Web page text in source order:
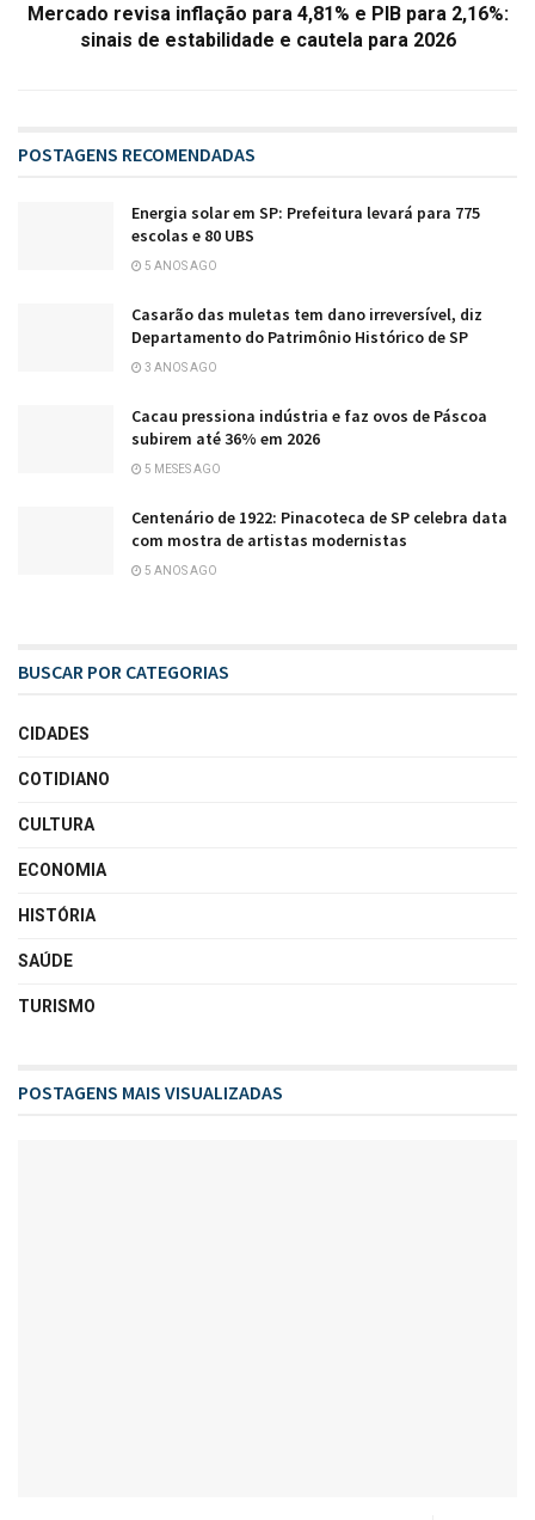
Mercado revisa inflação para 4,81% e PIB para 2,16%:
sinais de estabilidade e cautela para 2026
POSTAGENS RECOMENDADAS
Energia solar em SP: Prefeitura levará para 775
escolas e 80 UBS
5 ANOS AGO
Casarão das muletas tem dano irreversível, diz
Departamento do Patrimônio Histórico de SP
3 ANOS AGO
Cacau pressiona indústria e faz ovos de Páscoa
subirem até 36% em 2026
5 MESES AGO
Centenário de 1922: Pinacoteca de SP celebra data
com mostra de artistas modernistas
5 ANOS AGO
BUSCAR POR CATEGORIAS
CIDADES
COTIDIANO
CULTURA
ECONOMIA
HISTÓRIA
SAÚDE
TURISMO
POSTAGENS MAIS VISUALIZADAS